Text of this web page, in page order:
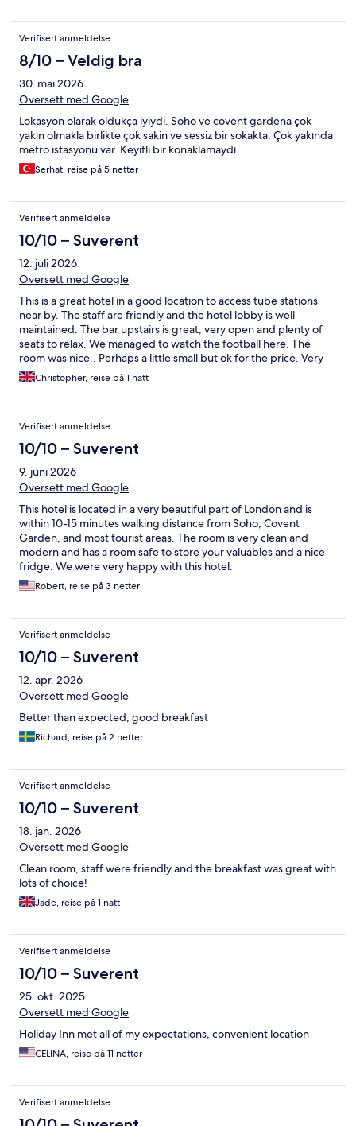
Verifisert anmeldelse
8/10 – Veldig bra
30. mai 2026
Oversett med Google
Lokasyon olarak oldukça iyiydi. Soho ve covent gardena çok
yakın olmakla birlikte çok sakin ve sessiz bir sokakta. Çok yakında
metro istasyonu var. Keyifli bir konaklamaydı.
Serhat, reise på 5 netter
Verifisert anmeldelse
10/10 – Suverent
12. juli 2026
Oversett med Google
This is a great hotel in a good location to access tube stations
near by. The staff are friendly and the hotel lobby is well
maintained. The bar upstairs is great, very open and plenty of
seats to relax. We managed to watch the football here. The
room was nice.. Perhaps a little small but ok for the price. Very
comfortable bed, big TV and clean bathroom. I would stay here
again
Christopher, reise på 1 natt
Verifisert anmeldelse
10/10 – Suverent
9. juni 2026
Oversett med Google
This hotel is located in a very beautiful part of London and is
within 10-15 minutes walking distance from Soho, Covent
Garden, and most tourist areas. The room is very clean and
modern and has a room safe to store your valuables and a nice
fridge. We were very happy with this hotel.
Robert, reise på 3 netter
Verifisert anmeldelse
10/10 – Suverent
12. apr. 2026
Oversett med Google
Better than expected, good breakfast
Richard, reise på 2 netter
Verifisert anmeldelse
10/10 – Suverent
18. jan. 2026
Oversett med Google
Clean room, staff were friendly and the breakfast was great with
lots of choice!
Jade, reise på 1 natt
Verifisert anmeldelse
10/10 – Suverent
25. okt. 2025
Oversett med Google
Holiday Inn met all of my expectations, convenient location
CELINA, reise på 11 netter
Verifisert anmeldelse